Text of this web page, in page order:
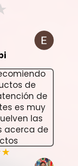
de
de
es muy
las
acerca de